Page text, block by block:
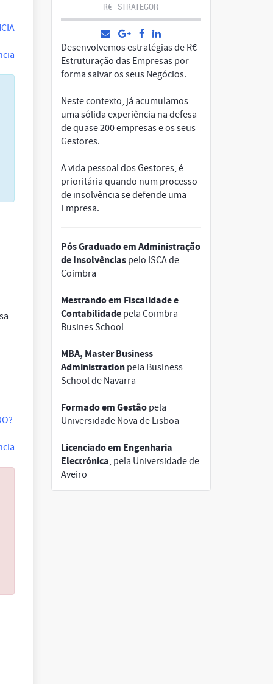
R€ - STRATEGOR
Desenvolvemos estratégias de R€-
Estruturação das Empresas por
forma salvar os seus Negócios.
Neste contexto, já acumulamos
uma sólida experiência na defesa
de quase 200 empresas e os seus
Gestores.
A vida pessoal dos Gestores, é
prioritária quando num processo
de insolvência se defende uma
Empresa.
Pós Graduado em Administração
de Insolvênciaspelo ISCA de
Coimbra
Mestrando em Fiscalidade e
Contabilidadepela Coimbra
Busines School
MBA, Master Business
Administrationpela Business
School de Navarra
Formado em Gestãopela
Universidade Nova de Lisboa
Licenciado em Engenharia
Electrónica, pela Universidade de
Aveiro